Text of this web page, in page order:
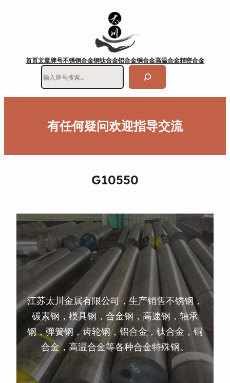
首页文章牌号不锈钢合金钢钛合金铝合金铜合金高温合金精密合金
有任何疑问欢迎指导交流
G10550
江苏太川金属有限公司，生产销售不锈钢，
碳素钢，模具钢，合金钢，高速钢，轴承
钢，弹簧钢，齿轮钢，铝合金，钛合金，铜
合金，高温合金等各种合金特殊钢。